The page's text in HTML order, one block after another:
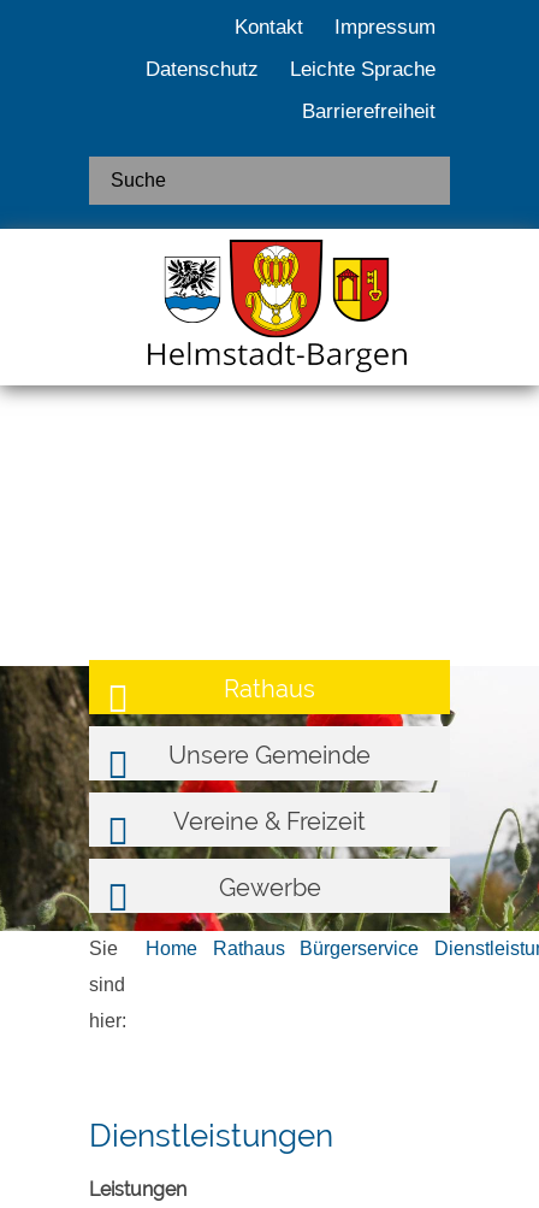
Kontakt
Impressum
Datenschutz
Leichte Sprache
Barrierefreiheit
Rathaus
Unsere Gemeinde
Vereine & Freizeit
Gewerbe
Sie
sind
hier:
Home Rathaus Bürgerservice
Dienstleistungen
Leistungen